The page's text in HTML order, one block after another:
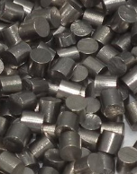
Português
العربية
Nederland
Polska
Sverige
भारत